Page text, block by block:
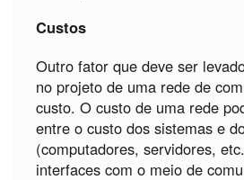
Custos
Outro fator que deve ser
no projeto de uma rede de
custo. O custo de uma rede
entre o custo dos sistemas e
(computadores, servidores,
interfaces com o meio de